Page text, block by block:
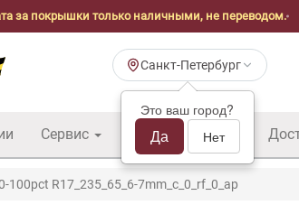
за покрышки только наличными, не переводом.
Санкт-Петербург
Это ваш город?
Да Нет
Сервис Шины б/у оптом
100pct R17_235_65_6-7mm_c_0_rf_0_ap